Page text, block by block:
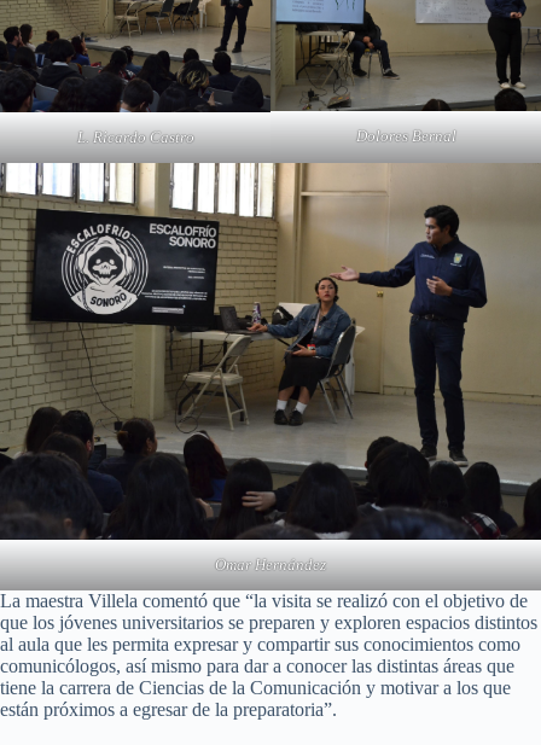
L. Ricardo Castro Dolores Bernal
Omar Hernández
La maestra Villela comentó que “la visita se realizó con el objetivo de
que los jóvenes universitarios se preparen y exploren espacios distintos
al aula que les permita expresar y compartir sus conocimientos como
comunicólogos, así mismo para dar a conocer las distintas áreas que
tiene la carrera de Ciencias de la Comunicación y motivar a los que
están próximos a egresar de la preparatoria”.